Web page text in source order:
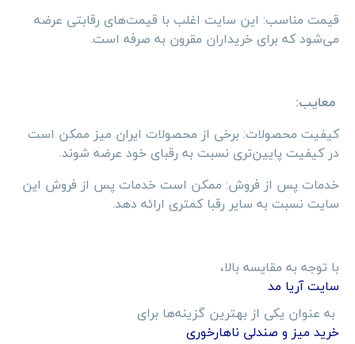
قیمت مناسب: این سایت اغلب با قیمت‌های رقابتی عرضه
می‌شود که برای خریداران مقرون به صرفه است.
معایب:
کیفیت محصولات: برخی از محصولات ایران میز ممکن است
در کیفیت پایین‌تری نسبت به رقبای خود عرضه شوند.
خدمات پس از فروش: ممکن است خدمات پس از فروش این
سایت نسبت به سایر رقبا کمتری ارائه دهد.
با توجه به مقایسه بالا،
سایت آریا مد
به عنوان یکی از بهترین گزینه‌ها برای
خرید میز و صندلی ناهارخوری